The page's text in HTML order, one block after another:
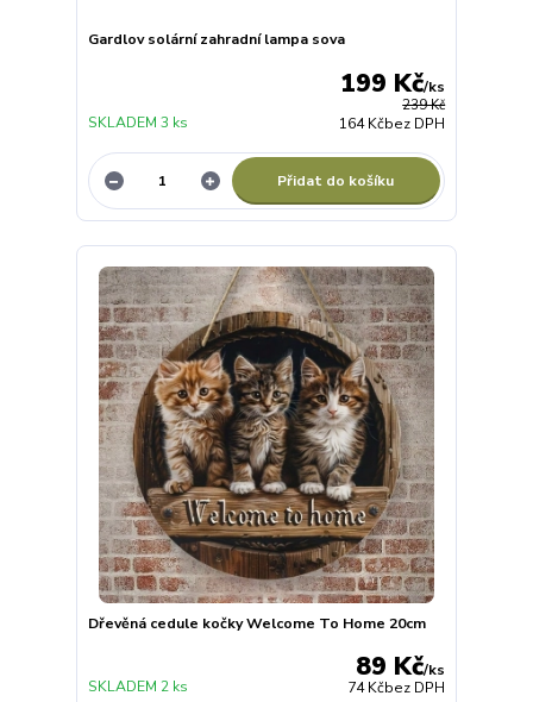
Gardlov solární zahradní lampa sova
239 Kč
199 Kč/ks
164 Kčbez DPH
SKLADEM 3 ks
Přidat do košíku
Dřevěná cedule kočky Welcome To Home 20cm
89 Kč/ks
74 Kčbez DPH
SKLADEM 2 ks